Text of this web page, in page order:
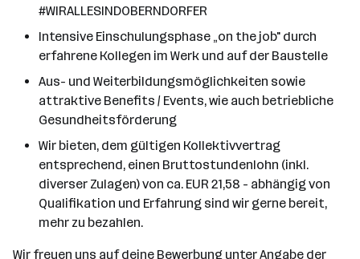
#WIRALLESINDOBERNDORFER
Intensive Einschulungsphase „on the job" durch
erfahrene Kollegen im Werk und auf der Baustelle
Aus- und Weiterbildungsmöglichkeiten sowie
attraktive Benefits / Events, wie auch betriebliche
Gesundheitsförderung
Wir bieten, dem gültigen Kollektivvertrag
entsprechend, einen Bruttostundenlohn (inkl.
diverser Zulagen) von ca. EUR 21,58 - abhängig von
Qualifikation und Erfahrung sind wir gerne bereit,
mehr zu bezahlen.
Wir freuen uns auf deine Bewerbung unter Angabe der